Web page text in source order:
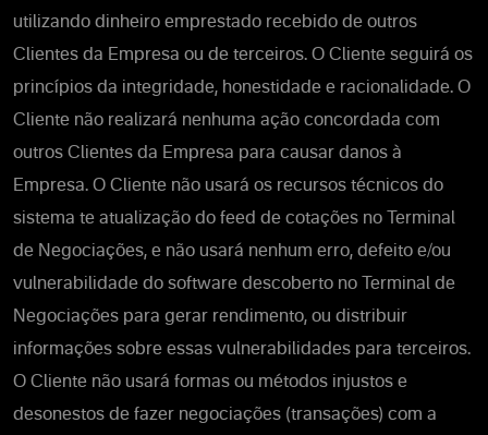
utilizando dinheiro emprestado recebido de outros
Clientes da Empresa ou de terceiros. O Cliente seguirá os
princípios da integridade, honestidade e racionalidade. O
Cliente não realizará nenhuma ação concordada com
outros Clientes da Empresa para causar danos à
Empresa. O Cliente não usará os recursos técnicos do
sistema te atualização do feed de cotações no Terminal
de Negociações, e não usará nenhum erro, defeito e/ou
vulnerabilidade do software descoberto no Terminal de
Negociações para gerar rendimento, ou distribuir
informações sobre essas vulnerabilidades para terceiros.
O Cliente não usará formas ou métodos injustos e
desonestos de fazer negociações (transações) com a